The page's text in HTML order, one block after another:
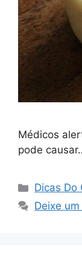
Médicos
pode
Dicas Do
Deixe